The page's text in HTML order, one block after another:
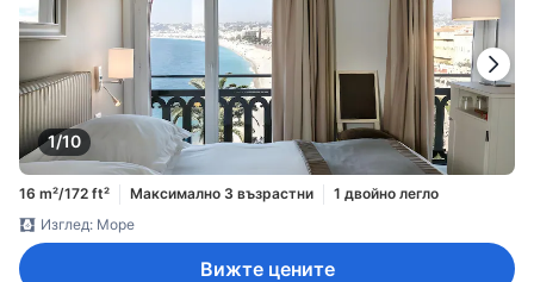
1/10
16 m²/172 ft² Максимално 3 възрастни
1 двойно легло
Изглед: Море
Вижте цените